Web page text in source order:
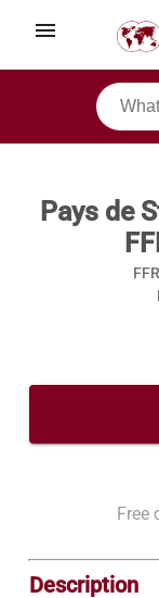
menu
Pays de
Free
Description